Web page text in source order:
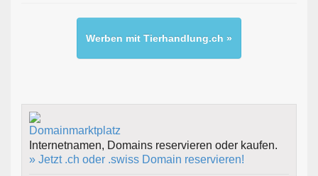
Werben mit Tierhandlung.ch »
Internetnamen, Domains reservieren oder kaufen.
» Jetzt .ch oder .swiss Domain reservieren!